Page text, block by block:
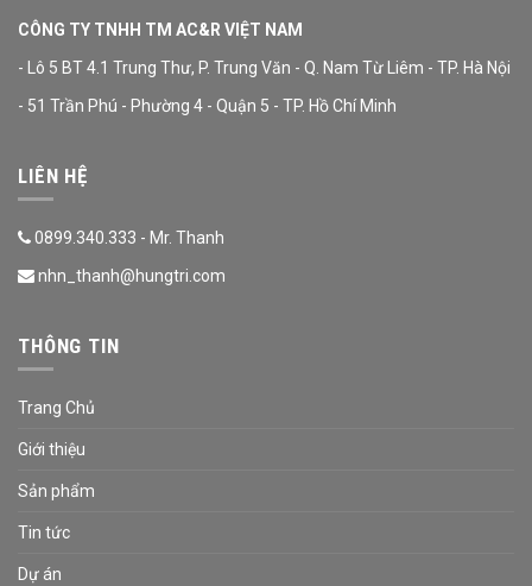
CÔNG TY TNHH TM AC&R VIỆT NAM
- Lô 5 BT 4.1 Trung Thư, P. Trung Văn - Q. Nam Từ Liêm - TP. Hà Nội
- 51 Trần Phú - Phường 4 - Quận 5 - TP. Hồ Chí Minh
LIÊN HỆ
0899.340.333 - Mr. Thanh
nhn_thanh@hungtri.com
THÔNG TIN
Trang Chủ
Giới thiệu
Sản phẩm
Tin tức
Dự án